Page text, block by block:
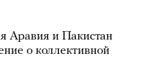
Аравия и Пакистан
о коллективной